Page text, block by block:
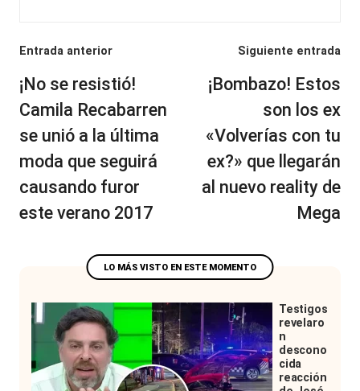
Navegación
de
entradas
Entrada anterior
¡No se resistió!
Camila Recabarren
se unió a la última
moda que seguirá
causando furor
este verano 2017
Siguiente entrada
¡Bombazo! Estos
son los ex
«Volverías con tu
ex?» que llegarán
al nuevo reality de
Mega
Testigos
revelaro
n
descono
cida
reacción